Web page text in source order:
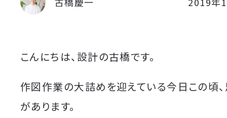
こんにちは、設計の古橋です。
作図作業の大詰めを迎えている今日この頃
があります。